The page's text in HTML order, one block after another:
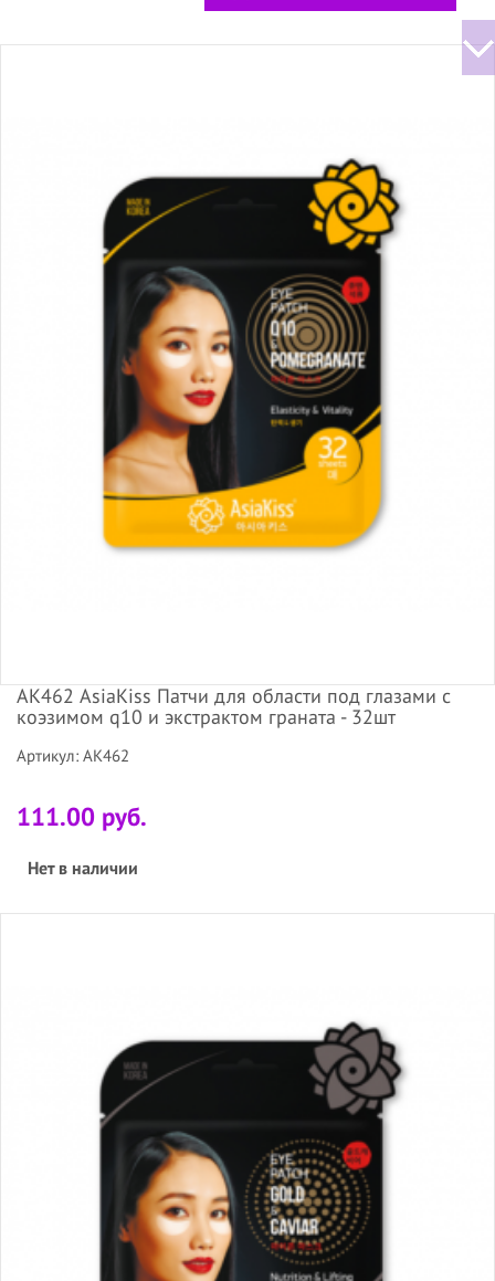
АК462 AsiaKiss Патчи для области под глазами с
коэзимом q10 и экстрактом граната - 32шт
Артикул: АК462
111.00 руб.
Нет в наличии